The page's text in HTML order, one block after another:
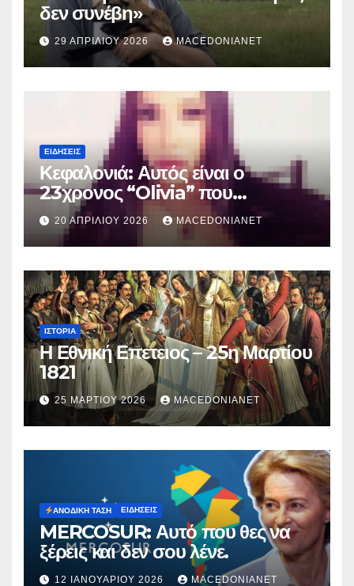
δεν συνέβη»
29 ΑΠΡΙΛΊΟΥ 2026 MACEDONIANET
ΕΙΔΉΣΕΙΣ
Κεφαλονιά: Αυτός είναι ο
23χρονος “Olivia” που
κατηγορείται για τον θάνατο της
Μυρτούς
20 ΑΠΡΙΛΊΟΥ 2026 MACEDONIANET
ΙΣΤΟΡΊΑ
Η Εθνική Επετειος – 25η Μαρτίου
1821
25 ΜΑΡΤΊΟΥ 2026 MACEDONIANET
ΑΝΟΔΙΚΉ ΤΆΣΗ ΕΙΔΉΣΕΙΣ
MERCOSUR: Αυτό που θες να
ξέρεις και δεν σου λένε.
12 ΙΑΝΟΥΑΡΊΟΥ 2026 MACEDONIANET